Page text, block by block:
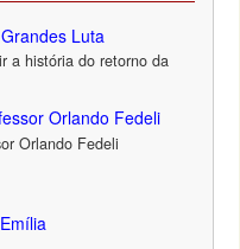
Luta
a história do retorno da
Orlando Fedeli
Orlando Fedeli